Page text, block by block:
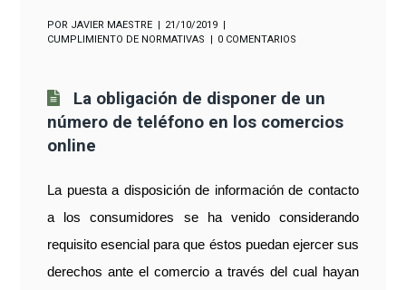
POR JAVIER MAESTRE
21/10/2019
CUMPLIMIENTO DE NORMATIVAS
0 COMENTARIOS
La obligación de disponer de un
número de teléfono en los comercios
online
La puesta a disposición de información de contacto
a los consumidores se ha venido considerando
requisito esencial para que éstos puedan ejercer sus
derechos ante el comercio a través del cual hayan